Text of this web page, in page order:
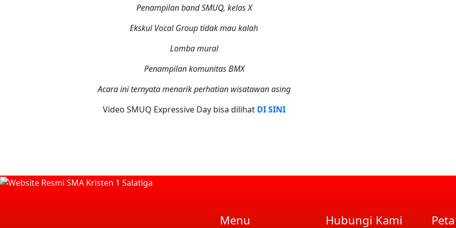
Penampilan band SMUQ, kelas X
Ekskul Vocal Group tidak mau kalah
Lomba mural
Penampilan komunitas BMX
Acara ini ternyata menarik perhatian wisatawan asing
Video SMUQ Expressive Day bisa dilihat DISINI
Menu Hubungi Kami